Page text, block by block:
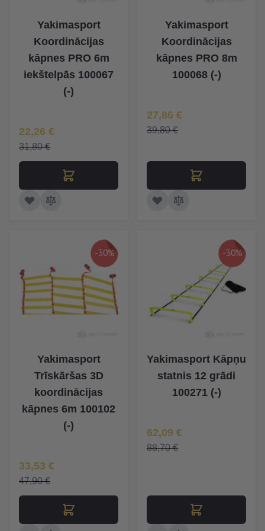
Yakimasport
Koordinācijas
kāpnes PRO 6m
iekštelpās 100067
(-)
Īpaša Cena
22,26 €
31,80 €
Yakimasport
Koordinācijas
kāpnes PRO 8m
100068 (-)
Īpaša Cena
27,86 €
39,80 €
-30%
Yakimasport
Trīskāršas 3D
koordinācijas
kāpnes 6m 100102
(-)
Īpaša Cena
33,53 €
47,90 €
-30%
Yakimasport Kāpņu
statnis 12 grādi
100271 (-)
Īpaša Cena
62,09 €
88,70 €